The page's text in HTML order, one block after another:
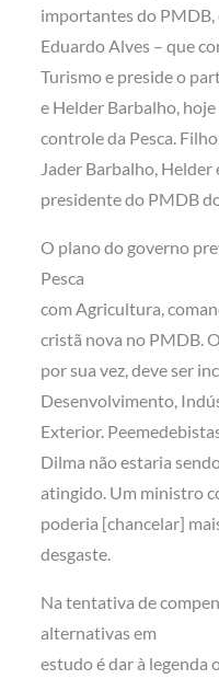
importantes do
Eduardo Alves – que
Turismo e preside o
e Helder Barbalho,
controle da Pesca.
Jader Barbalho, Helder
presidente do PMDB
O plano do governo
Pesca
com Agricultura,
cristã nova no PMDB.
por sua vez, deve ser
Desenvolvimento,
Exterior.
Dilma não estaria
atingido. Um ministro
poderia [chancelar]
desgaste.
Na tentativa de
alternativas em
estudo é dar à legenda